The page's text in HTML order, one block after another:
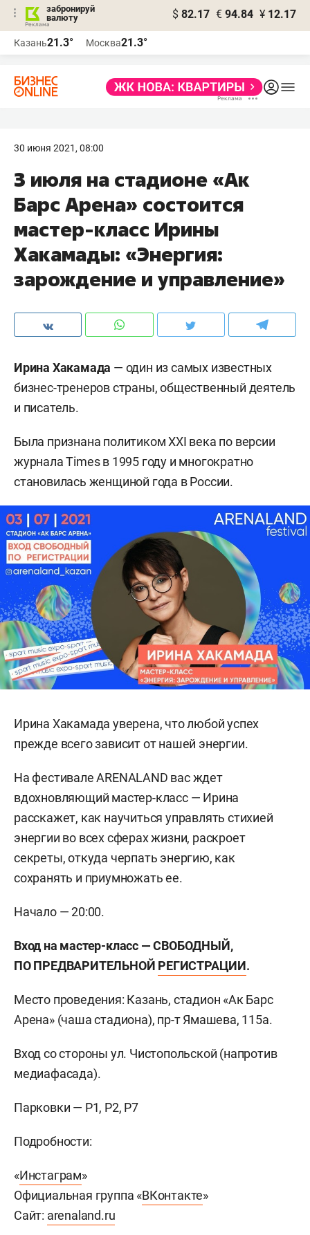
забронируй
валюту
$ 82.17 € 94.84 ¥ 12.17
Казань21.3° Москва21.3°
30 июня 2021, 08:00
3 июля на стадионе «Ак
Барс Арена» состоится
мастер-класс Ирины
Хакамады: «Энергия:
зарождение и управление»
Ирина Хакамада — один из самых известных
бизнес-тренеров страны, общественный деятель
и писатель.
Была признана политиком XXI века по версии
журнала Times в 1995 году и многократно
становилась женщиной года в России.
Ирина Хакамада уверена, что любой успех
прежде всего зависит от нашей энергии.
На фестивале ARENALAND вас ждет
вдохновляющий мастер-класс — Ирина
расскажет, как научиться управлять стихией
энергии во всех сферах жизни, раскроет
секреты, откуда черпать энергию, как
сохранять и приумножать ее.
Начало — 20:00.
Вход на мастер-класс — СВОБОДНЫЙ,
ПО ПРЕДВАРИТЕЛЬНОЙ РЕГИСТРАЦИИ.
Место проведения: Казань, стадион «Ак Барс
Арена» (чаша стадиона), пр-т Ямашева, 115а.
Вход со стороны ул. Чистопольской (напротив
медиафасада).
Парковки — Р1, Р2, Р7
Подробности:
«Инстаграм»
Официальная группа «ВКонтакте»
Сайт: arenaland.ru